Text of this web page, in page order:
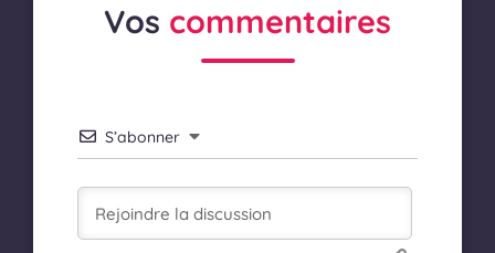
Vos commentaires
S’abonner